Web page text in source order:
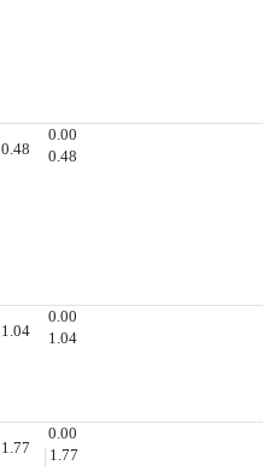
0.48
0.00
0.48
1.04
0.00
1.04
1.77
0.00
1.77